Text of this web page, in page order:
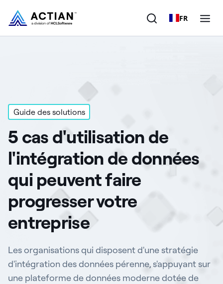
FR
Clients
Entreprise
Ressources
Guide des solutions
5 cas d'utilisation de
l'intégration de données
qui peuvent faire
progresser votre
entreprise
Les organisations qui disposent d'une stratégie
d'intégration des données pérenne, s'appuyant sur
une plateforme de données moderne dotée de